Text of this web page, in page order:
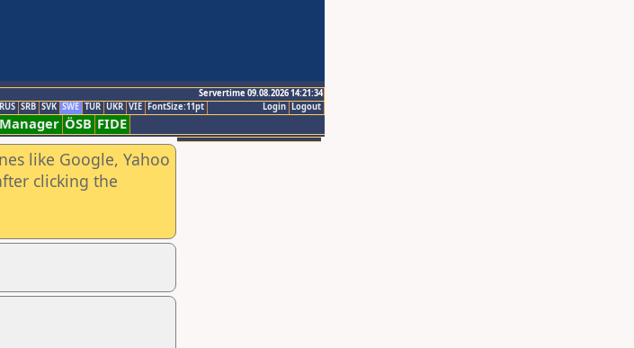
Servertime 09.08.2026 14:21:34
Logout
Login
RUS SRB SVK SWE TUR UKR VIE FontSize:11pt
ÖSB FIDE
like Google, Yahoo
clicking the